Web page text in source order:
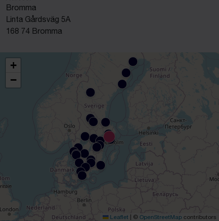
Bromma
Linta Gårdsväg 5A
168 74 Bromma
+
−
Leaflet | © OpenStreetMap contributors